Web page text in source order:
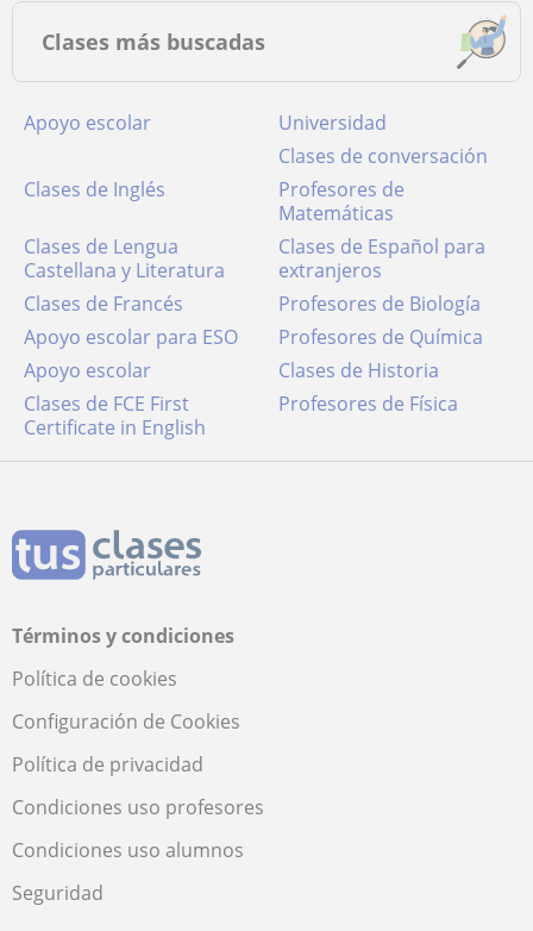
Clases más buscadas
Apoyo escolar
Universidad
Clases de conversación
Clases de Inglés
Profesores de
Matemáticas
Clases de Lengua
Castellana y Literatura
Clases de Español para
extranjeros
Clases de Francés
Profesores de Biología
Apoyo escolar para ESO
Profesores de Química
Apoyo escolar
Clases de Historia
Clases de FCE First
Certificate in English
Profesores de Física
Términos y condiciones
Política de cookies
Configuración de Cookies
Política de privacidad
Condiciones uso profesores
Condiciones uso alumnos
Seguridad